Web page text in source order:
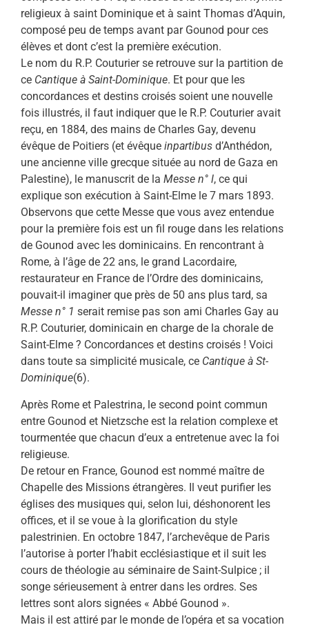
religieux à saint Dominique et à saint Thomas d’Aquin,
composé peu de temps avant par Gounod pour ces
élèves et dont c’est la première exécution.
Le nom du R.P. Couturier se retrouve sur la partition de
ce Cantique à Saint-Dominique. Et pour que les
concordances et destins croisés soient une nouvelle
fois illustrés, il faut indiquer que le R.P. Couturier avait
reçu, en 1884, des mains de Charles Gay, devenu
évêque de Poitiers (et évêque inpartibus d’Anthédon,
une ancienne ville grecque située au nord de Gaza en
Palestine), le manuscrit de la Messe n° l, ce qui
explique son exécution à Saint-Elme le 7 mars 1893.
Observons que cette Messe que vous avez entendue
pour la première fois est un fil rouge dans les relations
de Gounod avec les dominicains. En rencontrant à
Rome, à l’âge de 22 ans, le grand Lacordaire,
restaurateur en France de l’Ordre des dominicains,
pouvait-il imaginer que près de 50 ans plus tard, sa
Messe n° 1 serait remise pas son ami Charles Gay au
R.P. Couturier, dominicain en charge de la chorale de
Saint-Elme ? Concordances et destins croisés ! Voici
dans toute sa simplicité musicale, ce Cantique à St-
Dominique(6).
Après Rome et Palestrina, le second point commun
entre Gounod et Nietzsche est la relation complexe et
tourmentée que chacun d’eux a entretenue avec la foi
religieuse.
De retour en France, Gounod est nommé maître de
Chapelle des Missions étrangères. Il veut purifier les
églises des musiques qui, selon lui, déshonorent les
offices, et il se voue à la glorification du style
palestrinien. En octobre 1847, l’archevêque de Paris
l’autorise à porter l’habit ecclésiastique et il suit les
cours de théologie au séminaire de Saint-Sulpice ; il
songe sérieusement à entrer dans les ordres. Ses
lettres sont alors signées « Abbé Gounod ».
Mais il est attiré par le monde de l’opéra et sa vocation